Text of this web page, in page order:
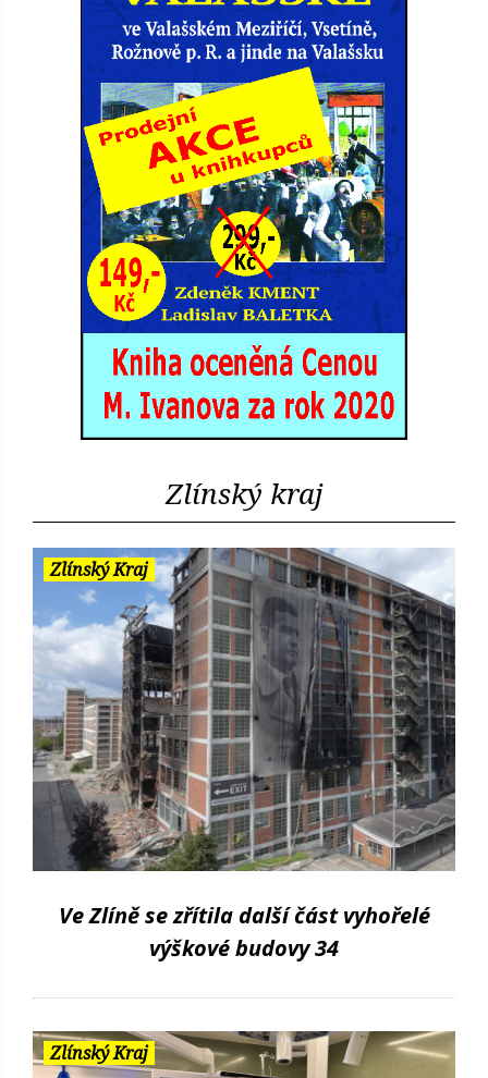
Zlínský kraj
Zlínský Kraj
Ve Zlíně se zřítila další část vyhořelé
výškové budovy 34
Zlínský Kraj